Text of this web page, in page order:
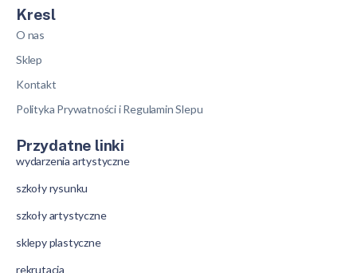
Kresl
O nas
Sklep
Kontakt
Polityka Prywatności i Regulamin Slepu
Przydatne linki
wydarzenia artystyczne
szkoły rysunku
szkoły artystyczne
sklepy plastyczne
rekrutacja